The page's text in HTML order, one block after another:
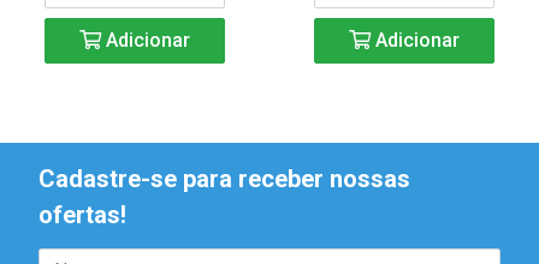
Adicionar Adicionar
Cadastre-se para receber nossas
ofertas!